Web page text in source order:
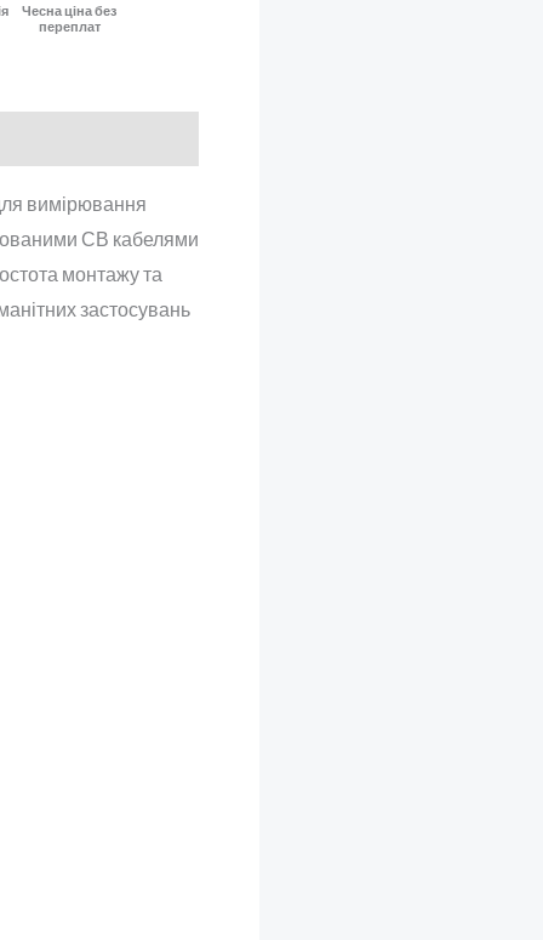
Чесна ціна без
переплат
вимірювання
СВ кабелями
монтажу та
застосувань